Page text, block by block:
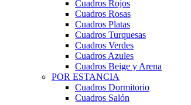
Cuadros Rojos
Cuadros Rosas
Cuadros Platas
Cuadros Turquesas
Cuadros Verdes
Cuadros Azules
Cuadros Beige y Arena
POR ESTANCIA
Cuadros Dormitorio
Cuadros Salón